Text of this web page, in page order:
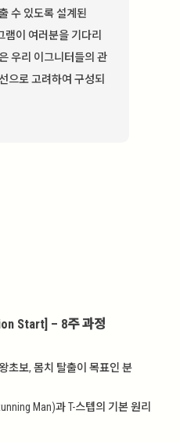
수 있도록 설계된
램이 여러분을 기다리
우리 이그니터들의 관
으로 고려하여 구성되
Start] – 8주 과정
초보, 몸치 탈출이 목표인 분
Man)과 T-스텝의 기본 원리